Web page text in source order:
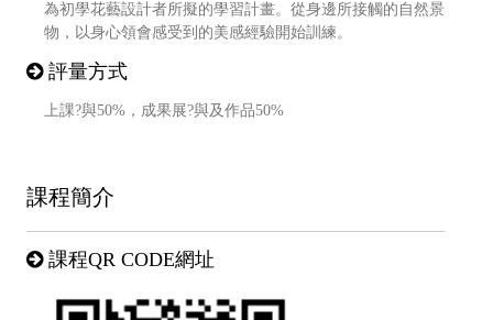
為初學花藝設計者所擬的學習計畫。從身邊所接觸的自然景
物，以身心領會感受到的美感經驗開始訓練。
評量方式
上課?與50%，成果展?與及作品50%
課程簡介
課程QR CODE網址